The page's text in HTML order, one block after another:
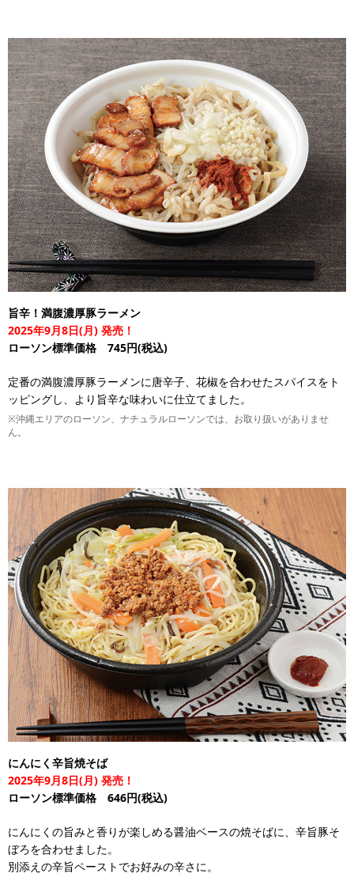
旨辛！満腹濃厚豚ラーメン
2025年9月8日(月) 発売！
ローソン標準価格 745円(税込)
定番の満腹濃厚豚ラーメンに唐辛子、花椒を合わせたスパイスをト
ッピングし、より旨辛な味わいに仕立てました。
※沖縄エリアのローソン、ナチュラルローソンでは、お取り扱いがありませ
ん。
にんにく辛旨焼そば
2025年9月8日(月) 発売！
ローソン標準価格 646円(税込)
にんにくの旨みと香りが楽しめる醤油ベースの焼そばに、辛旨豚そ
ぼろを合わせました。
別添えの辛旨ペーストでお好みの辛さに。